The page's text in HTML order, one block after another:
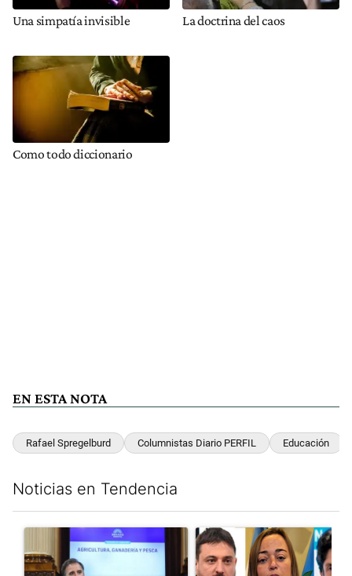
Una simpatía invisible La doctrina del caos
Como todo diccionario
EN ESTA NOTA
Rafael Spregelburd Columnistas Diario PERFIL Educación
Noticias en Tendencia
Un artículo de tendencia con el título "Di Tullio impugnó a
Un artículo de tendencia con